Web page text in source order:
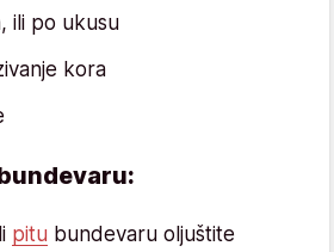
ili po ukusu
kora
pitu bundevaru oljuštite